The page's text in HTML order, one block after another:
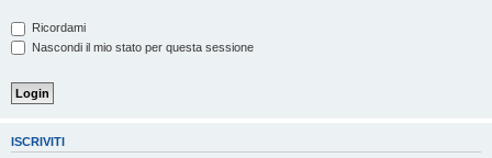
Ricordami
Nascondi il mio stato per questa sessione
ISCRIVITI